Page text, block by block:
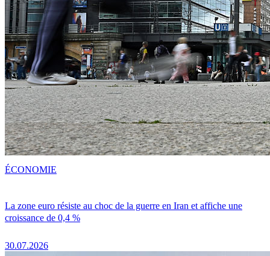
La zone euro résiste au choc de la guerre en Iran et affiche une
croissance de 0,4 %
30.07.2026
ÉCONOMIE